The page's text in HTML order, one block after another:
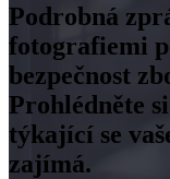
Podrobná
fotografiemi
bezpečnost
Prohlédněte
týkající se
zajímá.